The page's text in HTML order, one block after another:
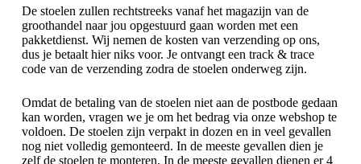
De stoelen zullen rechtstreeks vanaf het magazijn van de
groothandel naar jou opgestuurd gaan worden met een
pakketdienst. Wij nemen de kosten van verzending op ons,
dus je betaalt hier niks voor. Je ontvangt een track & trace
code van de verzending zodra de stoelen onderweg zijn.
Omdat de betaling van de stoelen niet aan de postbode gedaan
kan worden, vragen we je om het bedrag via onze webshop te
voldoen. De stoelen zijn verpakt in dozen en in veel gevallen
nog niet volledig gemonteerd. In de meeste gevallen dien je
zelf de stoelen te monteren. In de meeste gevallen dienen er 4